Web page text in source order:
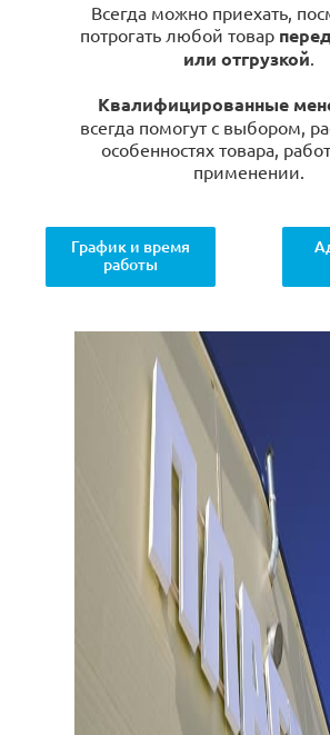
Всегда можно приехать,
потрогать любой товар
или отгрузкой.
Квалифицированные
всегда помогут с выбором,
особенностях товара,
применении.
График и время
работы